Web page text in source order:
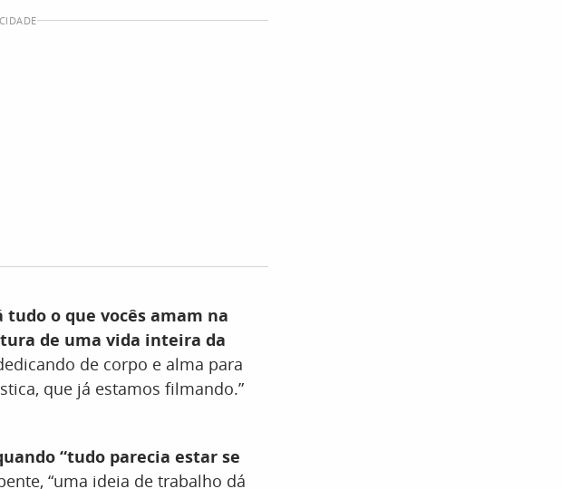
tudo o que vocês amam na
de uma vida inteira da
de corpo e alma para
que já estamos filmando.”
“tudo parecia estar se
“uma ideia de trabalho dá